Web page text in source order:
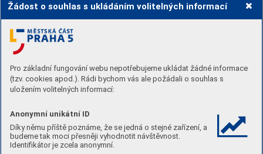
Žádost o souhlas s ukládáním volitelných informací
Pro základní fungování webu nepotřebujeme ukládat žádné informace
(tzv. cookies apod.). Rádi bychom vás ale požádali o souhlas s
uložením volitelných informací:
Anonymní unikátní ID
Díky němu příště poznáme, že se jedná o stejné zařízení, a
budeme tak moci přesněji vyhodnotit návštěvnost.
Identifikátor je zcela anonymní.
12/2023
1. 12. 2023
11/2023
28. 10. 2023
10/2023
29. 9. 2023
09/2023
1. 9. 2023